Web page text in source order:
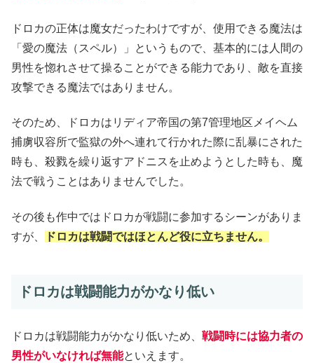
ドロカの正体は魔女だったわけですが、使用できる魔法は
「愛の魔法（スペル）」というもので、基本的には人間の
男性を惚れさせて操ることができる能力であり、敵を直接
攻撃できる魔法ではありません。
そのため、ドロカはリディア帝国の第7管理地区メイヘム
捕虜収容所で監獄の外へ連れて行かれた際に乱暴にされた
時も、殺戮を繰り返すアドニスを止めようとした時も、魔
法で戦うことはありませんでした。
その後も作中ではドロカが戦闘に参加するシーンがありま
すが、
ドロカは戦闘ではほとんど役に立ちません。
ドロカは戦闘能力がかなり低い
ドロカは戦闘能力がかなり低いため、 戦闘時には協力者の
男性がいなければ無能といえます。